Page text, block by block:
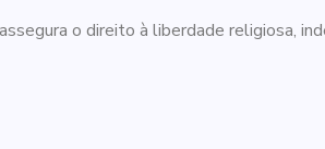
o direito à liberdade religiosa,